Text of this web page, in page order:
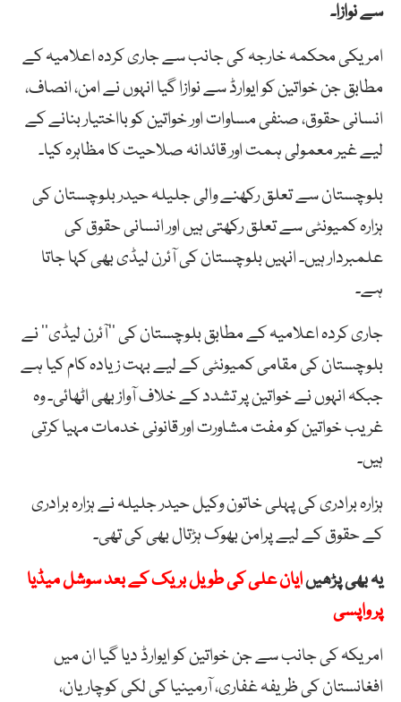
سے نوازا۔
امریکی محکمہ خارجہ کی جانب سے جاری کردہ اعلامیہ کے
مطابق جن خواتین کو ایوارڈ سے نوازا گیا انہوں نے امن، انصاف،
انسانی حقوق، صنفی مساوات اور خواتین کو بااختیار بنانے کے
لیے غیر معمولی ہمت اور قائدانہ صلاحیت کا مظاہرہ کیا۔
بلوچستان سے تعلق رکھنے والی جلیلہ حیدر بلوچستان کی
ہزارہ کمیونٹی سے تعلق رکھتی ہیں اور انسانی حقوق کی
علمبردار ہیں۔ انہیں بلوچستان کی آئرن لیڈی بھی کہا جاتا
ہے۔
جاری کردہ اعلامیہ کے مطابق بلوچستان کی ’’آئرن لیڈی‘‘ نے
بلوچستان کی مقامی کمیونٹی کے لیے بہت زیادہ کام کیا ہے
جبکہ انہوں نے خواتین پر تشدد کے خلاف آواز بھی اٹھائی۔ وہ
غریب خواتین کو مفت مشاورت اور قانونی خدمات مہیا کرتی
ہیں۔
ہزارہ برادری کی پہلی خاتون وکیل حیدر جلیلہ نے ہزارہ برادری
کے حقوق کے لیے پرامن بھوک ہڑتال بھی کی تھی۔
یہ بھی پڑھیںایان علی کی طویل بریک کے بعد سوشل میڈیا
پر واپسی
امریکہ کی جانب سے جن خواتین کو ایوارڈ دیا گیا ان میں
افغانستان کی ظریفہ غفاری، آرمینیا کی لکی کوچاریان،